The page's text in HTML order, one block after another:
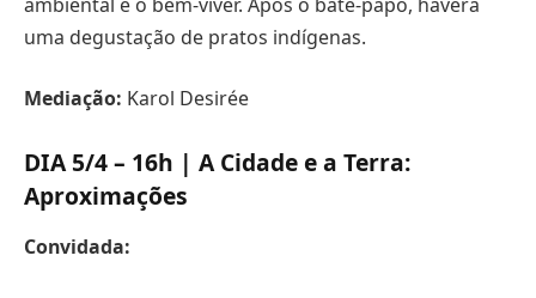
uma degustação de pratos indígenas.
Mediação: Karol Desirée
DIA 5/4 – 16h | A Cidade e a Terra:
Aproximações
Convidada: